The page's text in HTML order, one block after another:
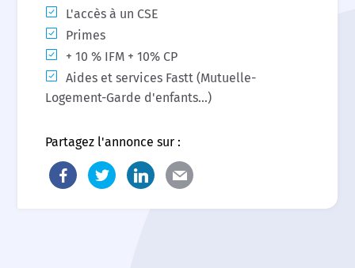
L'accès à un CSE
Primes
+ 10 % IFM + 10% CP
Aides et services Fastt (Mutuelle-
Logement-Garde d'enfants...)
Partagez l'annonce sur :